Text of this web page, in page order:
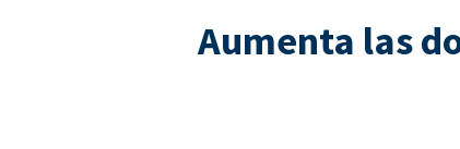
Aumenta las